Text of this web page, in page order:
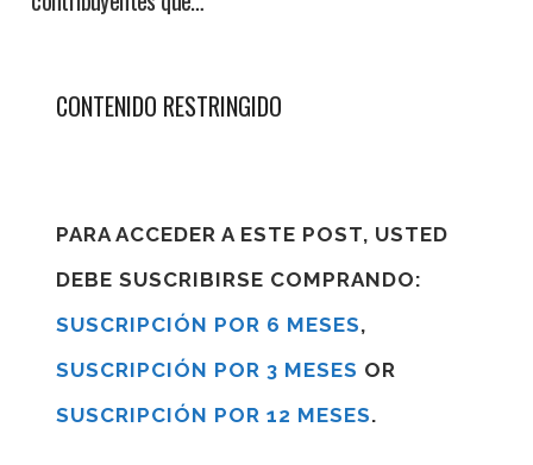
CONTENIDO RESTRINGIDO
PARA ACCEDER A ESTE POST, USTED
DEBE SUSCRIBIRSE COMPRANDO:
SUSCRIPCIÓN POR 6 MESES,
SUSCRIPCIÓN POR 3 MESES OR
SUSCRIPCIÓN POR 12 MESES.